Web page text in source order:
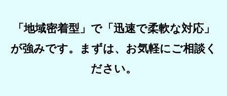
「地域密着型」で「迅速で柔軟な対応」
が強みです。まずは、お気軽にご相談く
ださい。